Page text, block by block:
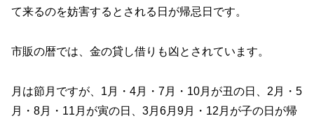
て来るのを妨害するとされる日が帰忌日です。
市販の暦では、金の貸し借りも凶とされています。
月は節月ですが、1月・4月・7月・10月が丑の日、2月・5
月・8月・11月が寅の日、3月6月9月・12月が子の日が帰